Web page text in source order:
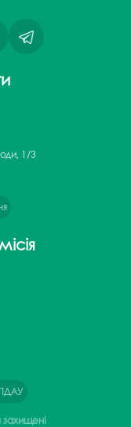
1/3
захищені